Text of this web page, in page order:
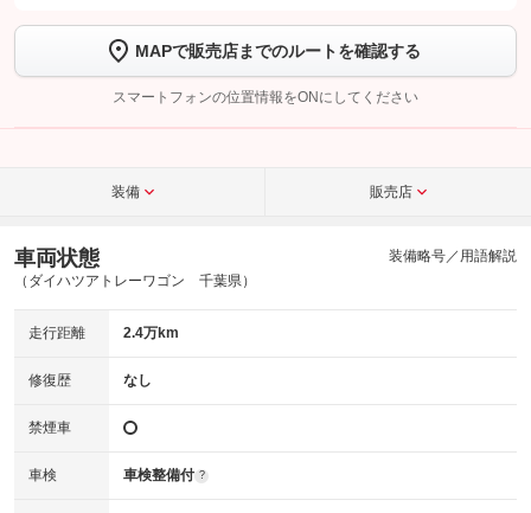
トーク画面で
ボタンをタップして問い合わせを
完了してください。
こちら
MAPで販売店までのルートを確認する
スマートフォンの位置情報をONにしてください
装備 販売店
車両状態
（ダイハツアトレーワゴン 千葉県）
装備略号／用語解説
走行距離 2.4万km
修復歴 なし
禁煙車
車検 車検整備付 ?